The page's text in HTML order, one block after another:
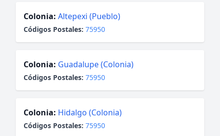
Colonia: Altepexi (Pueblo)
Códigos Postales: 75950
Colonia: Guadalupe (Colonia)
Códigos Postales: 75950
Colonia: Hidalgo (Colonia)
Códigos Postales: 75950